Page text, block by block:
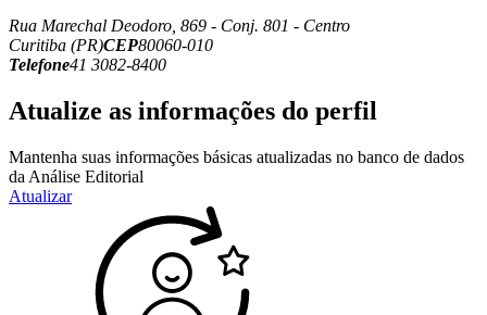
Rua Marechal Deodoro, 869 - Conj. 801 - Centro
Curitiba (PR)CEP80060-010
Telefone41 3082-8400
Atualize as informações do perfil
Mantenha suas informações básicas atualizadas no banco de dados
da Análise Editorial
Atualizar